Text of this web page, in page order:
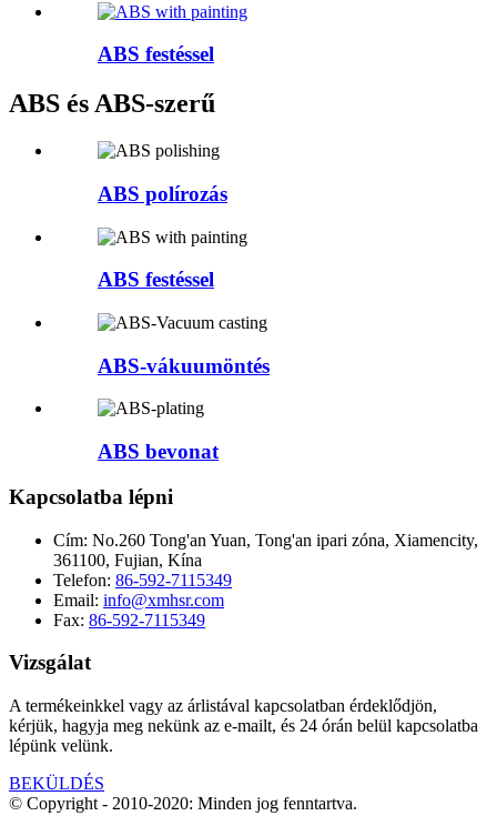
ABS festéssel
ABS és ABS-szerű
ABS polírozás
ABS festéssel
ABS-vákuumöntés
ABS bevonat
Kapcsolatba lépni
Cím: No.260 Tong'an Yuan, Tong'an ipari zóna, Xiamencity,
361100, Fujian, Kína
Telefon: 86-592-7115349
Email: info@xmhsr.com
Fax: 86-592-7115349
Vizsgálat
A termékeinkkel vagy az árlistával kapcsolatban érdeklődjön,
kérjük, hagyja meg nekünk az e-mailt, és 24 órán belül kapcsolatba
lépünk velünk.
BEKÜLDÉS
© Copyright - 2010-2020: Minden jog fenntartva.